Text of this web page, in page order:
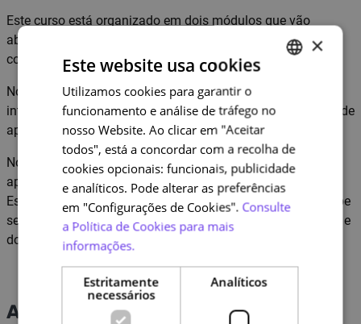
Este curso está organizado em dois módulos que vão
abordando diferentes tópicos e sequências de conteúdos,
com atividades simples e interativas.
No início de cada módulo vai encontrar uma breve
introdução aos temas abordados e os respetivos objetivos de
aprendizagem.
No final dos módulos terá um sumário para rever as suas
aprendizagens e um conjunto de questões para responder.
Estas questões não são avaliadas, por isso, não se preocupe
se errar. O que importa é que tenha noção do que aprendeu e
do que precisa de rever.
Avaliação e certificação
ENGLISH
×
Este website usa cookies
Utilizamos cookies para garantir o
funcionamento e análise de tráfego no
nosso Website. Ao clicar em "Aceitar
todos", está a concordar com a recolha de
cookies opcionais: funcionais, publicidade
e analíticos. Pode alterar as preferências
em "Configurações de Cookies". Consulte
a Política de Cookies para mais
informações.
Estritamente
necessários
Analíticos